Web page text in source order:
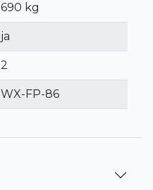
690 kg
ja
2
WX-FP-86